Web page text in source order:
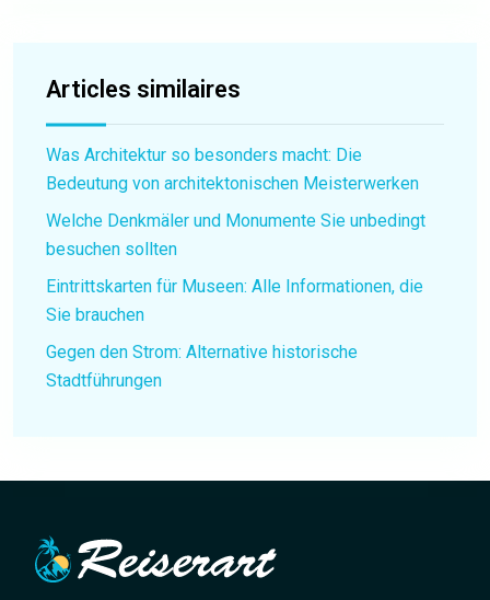
Articles similaires
Was Architektur so besonders macht: Die
Bedeutung von architektonischen Meisterwerken
Welche Denkmäler und Monumente Sie unbedingt
besuchen sollten
Eintrittskarten für Museen: Alle Informationen, die
Sie brauchen
Gegen den Strom: Alternative historische
Stadtführungen